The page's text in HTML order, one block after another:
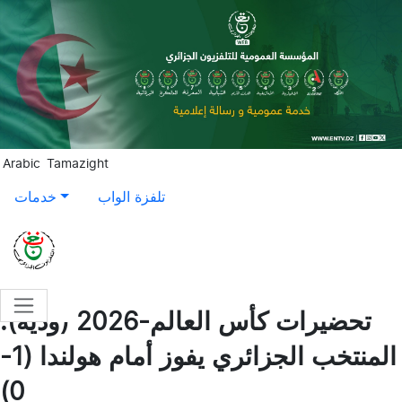
Aller au contenu principal
Arabic Tamazight
خدمات تلفزة الواب
تحضيرات كأس العالم-2026 (ودية):
المنتخب الجزائري يفوز أمام هولندا (1-
0)